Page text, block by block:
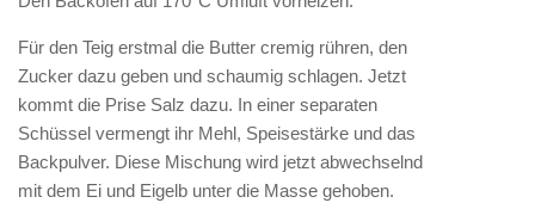
Für den Teig erstmal die Butter cremig rühren, den
Zucker dazu geben und schaumig schlagen. Jetzt
kommt die Prise Salz dazu. In einer separaten
Schüssel vermengt ihr Mehl, Speisestärke und das
Backpulver. Diese Mischung wird jetzt abwechselnd
mit dem Ei und Eigelb unter die Masse gehoben.